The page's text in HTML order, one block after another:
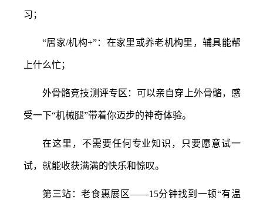
习；
“居家/机构+”：在家里或养老机构里，辅具能帮
上什么忙；
外骨骼竞技测评专区：可以亲自穿上外骨骼，感
受一下“机械腿”带着你迈步的神奇体验。
在这里，不需要任何专业知识，只要愿意试一
试，就能收获满满的快乐和惊叹。
第三站：老食惠展区——15分钟找到一顿“有温